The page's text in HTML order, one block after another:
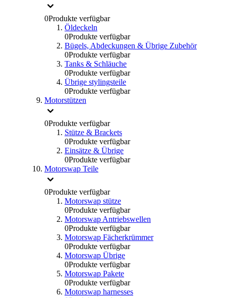
0Produkte verfügbar
Öldeckeln
0Produkte verfügbar
Bügels, Abdeckungen & Übrige Zubehör
0Produkte verfügbar
Tanks & Schläuche
0Produkte verfügbar
Übrige stylingsteile
0Produkte verfügbar
Motorstützen
0Produkte verfügbar
Stütze & Brackets
0Produkte verfügbar
Einsätze & Übrige
0Produkte verfügbar
Motorswap Teile
0Produkte verfügbar
Motorswap stütze
0Produkte verfügbar
Motorswap Antriebswellen
0Produkte verfügbar
Motorswap Fächerkrümmer
0Produkte verfügbar
Motorswap Übrige
0Produkte verfügbar
Motorswap Pakete
0Produkte verfügbar
Motorswap harnesses